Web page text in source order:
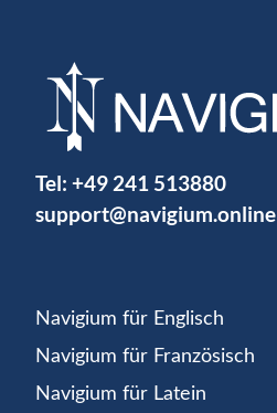
Tel: +49 241 513880
support@navigium.online
Navigium für Englisch
Navigium für Französisch
Navigium für Latein